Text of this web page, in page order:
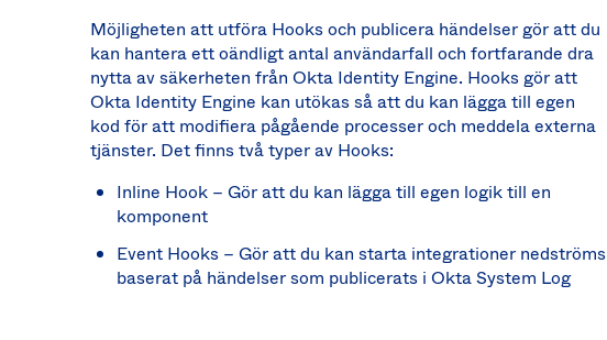
Möjligheten att utföra Hooks och publicera händelser gör att du
kan hantera ett oändligt antal användarfall och fortfarande dra
nytta av säkerheten från Okta Identity Engine. Hooks gör att
Okta Identity Engine kan utökas så att du kan lägga till egen
kod för att modifiera pågående processer och meddela externa
tjänster. Det finns två typer av Hooks:
Inline Hook – Gör att du kan lägga till egen logik till en
komponent
Event Hooks – Gör att du kan starta integrationer nedströms
baserat på händelser som publicerats i Okta System Log